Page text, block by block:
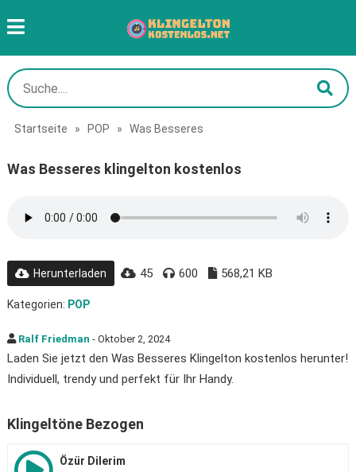
Startseite » POP » Was Besseres
Was Besseres klingelton kostenlos
Herunterladen 45 600 568,21 KB
Kategorien: POP
Ralf Friedman - Oktober 2, 2024
Laden Sie jetzt den Was Besseres Klingelton kostenlos herunter!
Individuell, trendy und perfekt für Ihr Handy.
Klingeltöne Bezogen
Özür Dilerim